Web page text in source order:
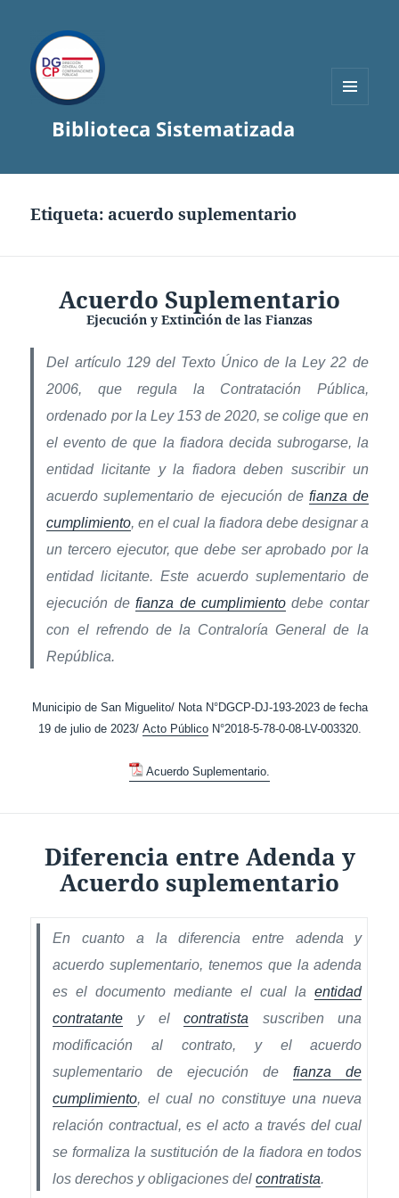
Biblioteca Sistematizada
Etiqueta:acuerdo suplementario
Acuerdo Suplementario
Ejecución y Extinción de las Fianzas
Del artículo 129 del Texto Único de la Ley 22 de
2006, que regula la Contratación Pública,
ordenado por la Ley 153 de 2020, se colige que en
el evento de que la fiadora decida subrogarse, la
entidad licitante y la fiadora deben suscribir un
acuerdo suplementario de ejecución de fianza de
cumplimiento, en el cual la fiadora debe designar a
un tercero ejecutor, que debe ser aprobado por la
entidad licitante. Este acuerdo suplementario de
ejecución defianza de cumplimientodebe contar
con el refrendo de la Contraloría General de la
República.
Municipio de San Miguelito/ Nota N°DGCP-DJ-193-2023 de fecha
19 de julio de 2023/ Acto PúblicoN°2018-5-78-0-08-LV-003320.
Acuerdo Suplementario.
Diferencia entre Adenda y
Acuerdo suplementario
En cuanto a la diferencia entre adenda y
acuerdo suplementario, tenemos que la adenda
es el documento mediante el cual laentidad
contratante y elcontratista suscriben una
modificación al contrato, y el acuerdo
suplementario de ejecución defianza de
cumplimiento, el cual no constituye una nueva
relación contractual, es el acto a través del cual
se formaliza la sustitución de la fiadora en todos
los derechos y obligaciones delcontratista.